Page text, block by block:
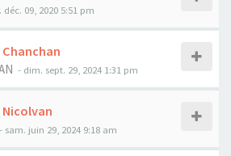
déc. 09, 2020 5:51 pm
- dim. sept. 29, 2024 1:31 pm
- sam. juin 29, 2024 9:18 am